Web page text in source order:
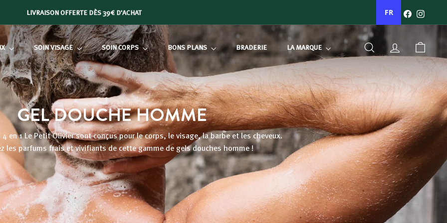
Diaporama
Pause
LIVRAISON OFFERTE DÈS 39€ D'ACHAT FR Facebook
SOIN VISAGE SOIN CORPS BONS PLANS BRADERIE LA MARQUE RECHERCHERCOMPTEPANIER
GEL DOUCHE HOMME
en 1 Le Petit Olivier sont conçus pour le corps, le visage, la barbe et les cheveux.
les parfums frais et vivifiants de cette gamme de gels douches homme !